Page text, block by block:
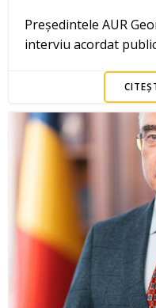
Președintele AUR
interviu acordat